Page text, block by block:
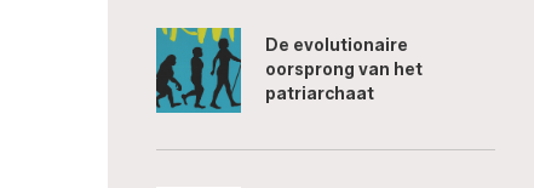
De evolutionaire
oorsprong van het
patriarchaat